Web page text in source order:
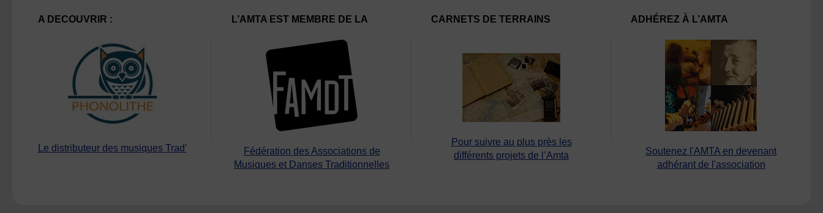
A DECOUVRIR :
Le distributeur des musiques Trad'
L’AMTA EST MEMBRE DE LA
Fédération des Associations de
Musiques et Danses Traditionnelles
CARNETS DE TERRAINS
Pour suivre au plus près les
différents projets de l’Amta
ADHÉREZ À L’AMTA
Soutenez l'AMTA en devenant
adhérant de l'association